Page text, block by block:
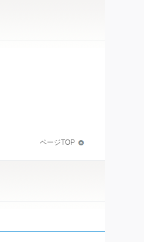
ページTOP